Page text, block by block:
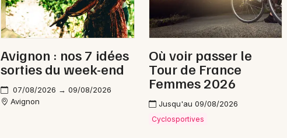
Avignon : nos 7 idées
sorties du week-end
07/08/2026 → 09/08/2026
Avignon
Où voir passer le
Tour de France
Femmes 2026
Jusqu'au 09/08/2026
Cyclosportives